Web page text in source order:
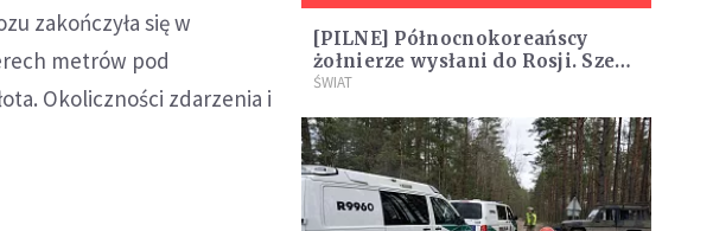
zakończyła się w
metrów pod
Okoliczności zdarzenia i
[PILNE] Północnokoreańscy
żołnierze wysłani do Rosji. Szef
NATO potwierdza
ŚWIAT